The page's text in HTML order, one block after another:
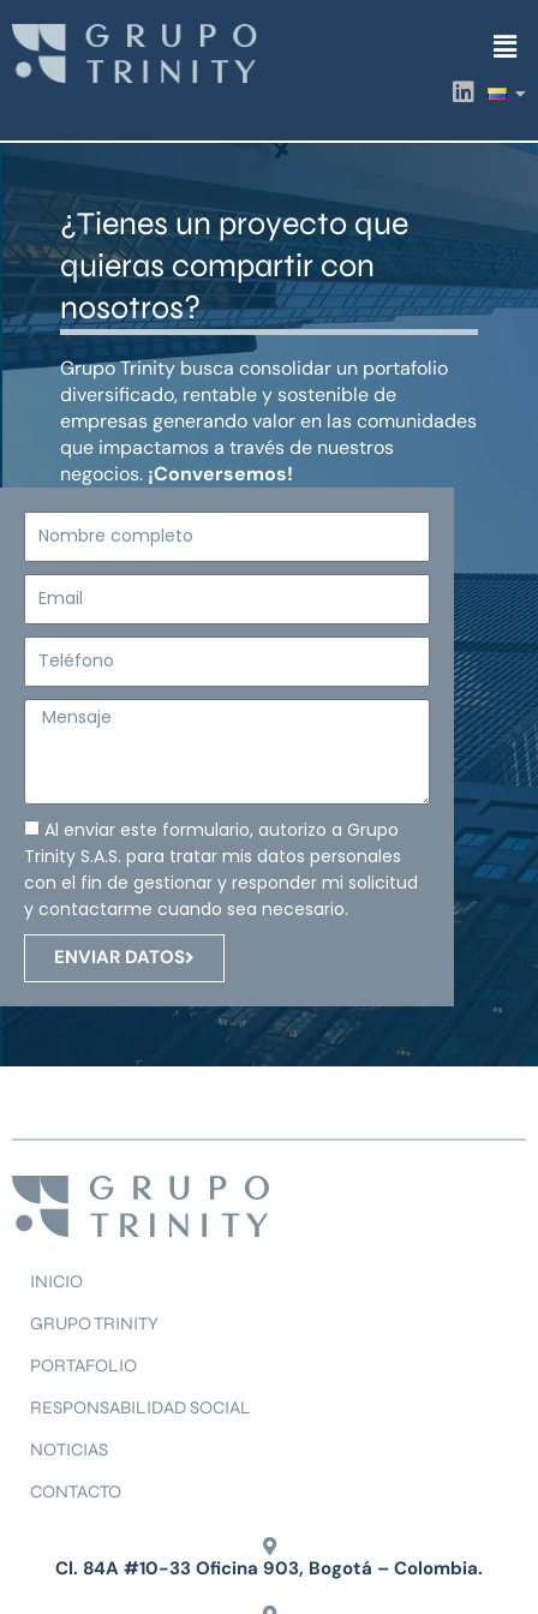
contenido
L
i
k
i
¿Tienes un proyecto que
quieras compartir con
nosotros?
Grupo Trinity busca consolidar un portafolio
diversificado, rentable y sostenible de
empresas generando valor en las comunidades
que impactamos a través de nuestros
negocios. ¡Conversemos!
Mensaje
Al enviar este formulario, autorizo a Grupo
Trinity S.A.S. para tratar mis datos personales
con el fin de gestionar y responder mi solicitud
y contactarme cuando sea necesario.
ENVIAR DATOS
INICIO
GRUPO TRINITY
PORTAFOLIO
RESPONSABILIDAD SOCIAL
NOTICIAS
CONTACTO
Cl. 84A #10-33 Oficina 903, Bogotá – Colombia.